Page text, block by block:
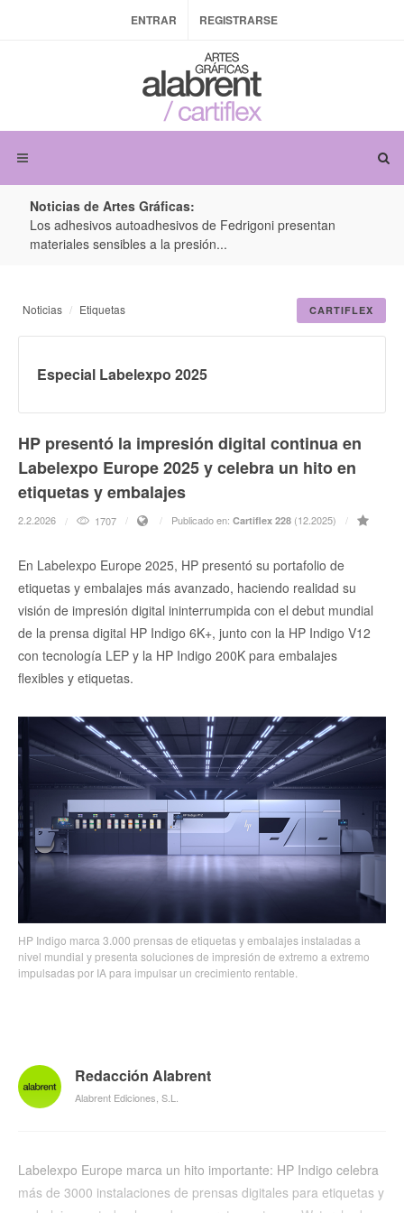
ENTRAR REGISTRARSE
Noticias de Artes Gráficas:
Los adhesivos autoadhesivos de Fedrigoni presentan
materiales sensibles a la presión...
CARTIFLEX
Noticias Etiquetas
Especial Labelexpo 2025
HP presentó la impresión digital continua en
Labelexpo Europe 2025 y celebra un hito en
etiquetas y embalajes
2.2.2026 1707 Publicado en: Cartiflex 228 (12.2025)
En Labelexpo Europe 2025, HP presentó su portafolio de
etiquetas y embalajes más avanzado, haciendo realidad su
visión de impresión digital ininterrumpida con el debut mundial
de la prensa digital HP Indigo 6K+, junto con la HP Indigo V12
con tecnología LEP y la HP Indigo 200K para embalajes
flexibles y etiquetas.
HP Indigo marca 3.000 prensas de etiquetas y embalajes instaladas a
nivel mundial y presenta soluciones de impresión de extremo a extremo
impulsadas por IA para impulsar un crecimiento rentable.
Redacción Alabrent
Alabrent Ediciones, S.L.
Labelexpo Europe marca un hito importante: HP Indigo celebra
más de 3000 instalaciones de prensas digitales para etiquetas y